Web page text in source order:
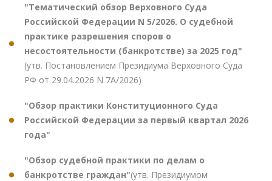
"Тематический обзор Верховного Суда
Российской Федерации N 5/2026. О судебной
практике разрешения споров о
несостоятельности (банкротстве) за 2025 год"
(утв. Постановлением Президиума Верховного Суда
РФ от 29.04.2026 N 7А/2026)
"Обзор практики Конституционного Суда
Российской Федерации за первый квартал 2026
года"
"Обзор судебной практики по делам о
банкротстве граждан"(утв. Президиумом